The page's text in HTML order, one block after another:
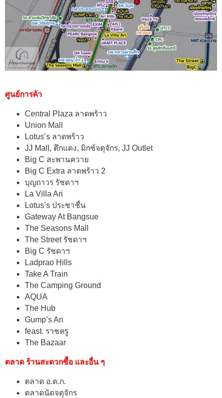
ศูนย์การค้า
Central Plaza ลาดพร้าว
Union Mall
Lotus’s ลาดพร้าว
JJ Mall, ตึกแดง, มิกซ์จตุจักร, JJ Outlet
Big C สะพานควาย
Big C Extra ลาดพร้าว 2
บุญถาวร รัชดาฯ
La Villa Ari
Lotus’s ประชาชื่น
Gateway At Bangsue
The Seasons Mall
The Street รัชดาฯ
Big C รัชดาฯ
Ladprao Hills
Take A Train
The Camping Ground
AQUA
The Hub
Gump’s Ari
feast. ราชครู
The Bazaar
ตลาด ร้านสะดวกซื้อ และอื่น ๆ
ตลาด อ.ต.ก.
ตลาดนัดจตุจักร